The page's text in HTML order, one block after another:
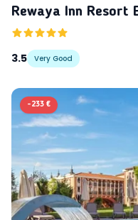
Rewaya Inn Resort
3.5 Very Good
-233 €